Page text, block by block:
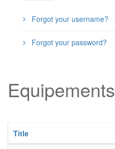
Forgot your username?
Forgot your password?
Equipements
Title